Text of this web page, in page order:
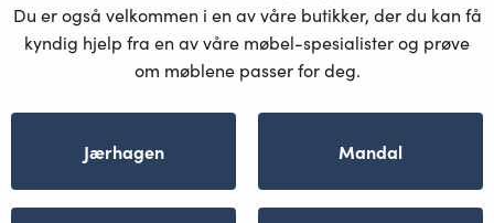
Du er også velkommen i en av våre butikker, der du kan få
kyndig hjelp fra en av våre møbel-spesialister og prøve
om møblene passer for deg.
Jærhagen Mandal